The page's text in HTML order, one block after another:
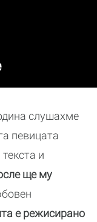
слушахме
певицата
и
ще му
е режисирано